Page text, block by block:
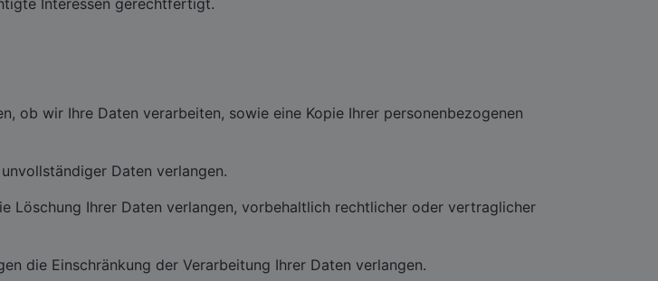
Interessen gerechtfertigt.
ob wir Ihre Daten verarbeiten, sowie eine Kopie Ihrer personenbezogenen
Daten verlangen.
Löschung Ihrer Daten verlangen, vorbehaltlich rechtlicher oder vertraglicher
die Einschränkung der Verarbeitung Ihrer Daten verlangen.